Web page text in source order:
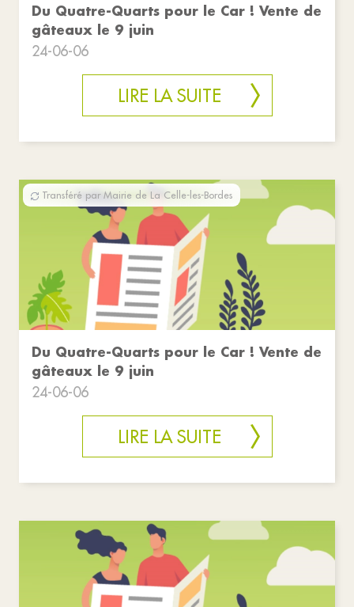
Du Quatre-Quarts pour le Car ! Vente de
gâteaux le 9 juin
24-06-06
LIRE LA SUITE
Transféré par Mairie de La Celle-les-Bordes
Du Quatre-Quarts pour le Car ! Vente de
gâteaux le 9 juin
24-06-06
LIRE LA SUITE